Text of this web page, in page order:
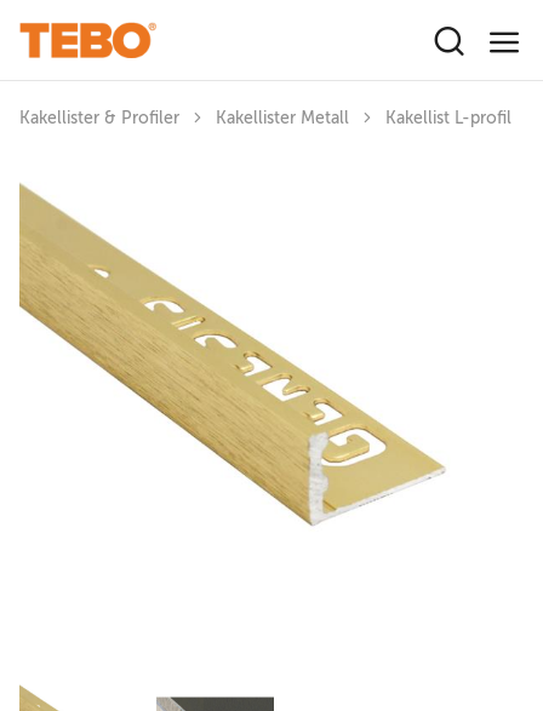
Kakellister & Profiler Kakellister Metall Kakellist L-profil